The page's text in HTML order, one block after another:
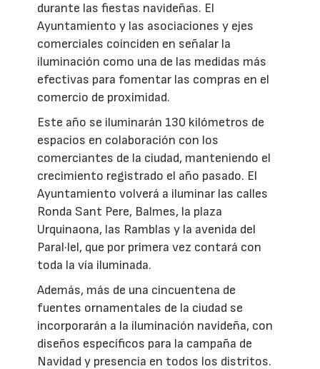
durante las fiestas navideñas. El
Ayuntamiento y las asociaciones y ejes
comerciales coinciden en señalar la
iluminación como una de las medidas más
efectivas para fomentar las compras en el
comercio de proximidad.
Este año se iluminarán 130 kilómetros de
espacios en colaboración con los
comerciantes de la ciudad, manteniendo el
crecimiento registrado el año pasado. El
Ayuntamiento volverá a iluminar las calles
Ronda Sant Pere, Balmes, la plaza
Urquinaona, las Ramblas y la avenida del
Paral·lel, que por primera vez contará con
toda la vía iluminada.
Además, más de una cincuentena de
fuentes ornamentales de la ciudad se
incorporarán a la iluminación navideña, con
diseños específicos para la campaña de
Navidad y presencia en todos los distritos.